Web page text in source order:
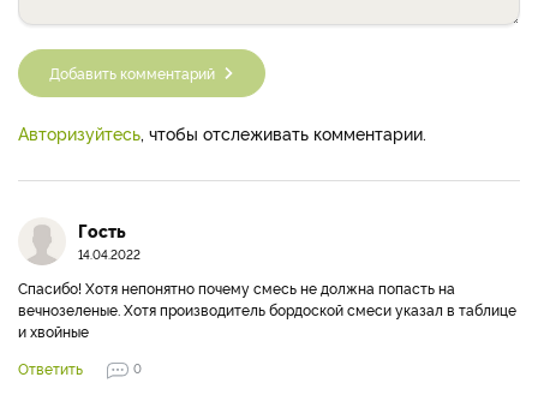
Добавить комментарий
Авторизуйтесь, чтобы отслеживать комментарии.
Гость
14.04.2022
Спасибо! Хотя непонятно почему смесь не должна попасть на
вечнозеленые. Хотя производитель бордоской смеси указал в таблице
и хвойные
Ответить
0